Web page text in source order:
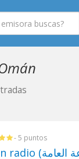
- 5 puntos